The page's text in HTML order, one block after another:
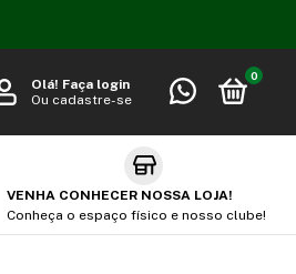
Olá! Faça login
Ou cadastre-se
0
VENHA CONHECER NOSSA LOJA!
Conheça o espaço físico e nosso clube!